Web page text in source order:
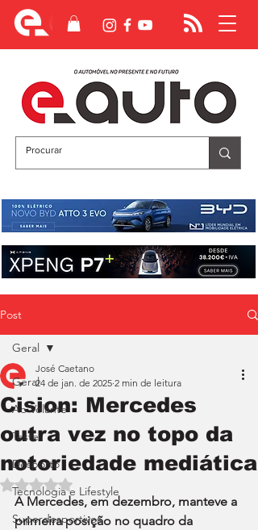
Post
Geral
Ao Volante
Teste
Desporto
Tecnologia e Lifestyle
Superdesportivos
Geral
Cision: Mercedes
outra vez no topo da
notoriedade mediática
José Caetano
24 de jan. de 2025 2 min de leitura
Avaliado com NaN de 5 estrelas.
A Mercedes, em dezembro, manteve a
primeira posição no quadro da